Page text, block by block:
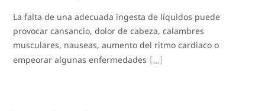
La falta de una adecuada ingesta de líquidos puede
provocar cansancio, dolor de cabeza, calambres
musculares, nauseas, aumento del ritmo cardiaco o
empeorar algunas enfermedades